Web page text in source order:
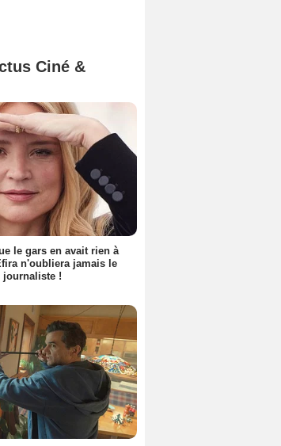
Ciné &
le gars en avait rien à
n'oubliera jamais le
journaliste !